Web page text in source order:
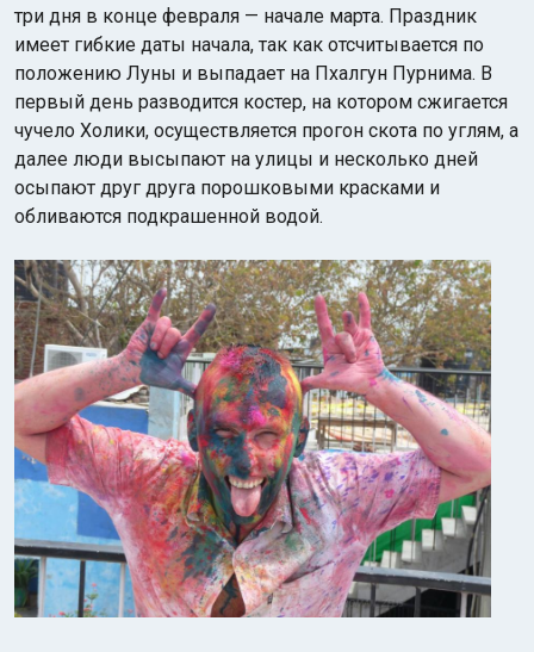
три дня в конце февраля — начале марта. Праздник
имеет гибкие даты начала, так как отсчитывается по
положению Луны и выпадает на Пхалгун Пурнима. В
первый день разводится костер, на котором сжигается
чучело Холики, осуществляется прогон скота по углям, а
далее люди высыпают на улицы и несколько дней
осыпают друг друга порошковыми красками и
обливаются подкрашенной водой.